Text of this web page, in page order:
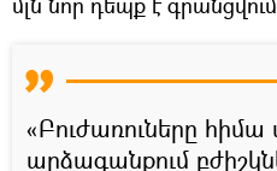
«Բուժառուները
արձագանքում